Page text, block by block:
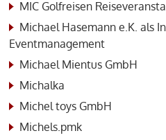
MIC Golfreisen
Michael Hasemann e.K. als
Eventmanagement
Michael Mientus GmbH
Michalka
Michel toys GmbH
Michels.pmk